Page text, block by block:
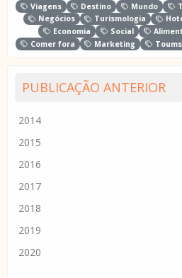
Viagens Destino Mundo
Negócios
Turismologia
Economia
Social
Comer fora
Marketing
PUBLICAÇÃO ANTERIOR
2014
2015
2016
2017
2018
2019
2020